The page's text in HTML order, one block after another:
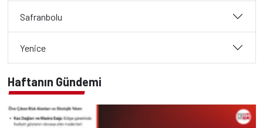
Safranbolu
Yenice
Haftanın Gündemi